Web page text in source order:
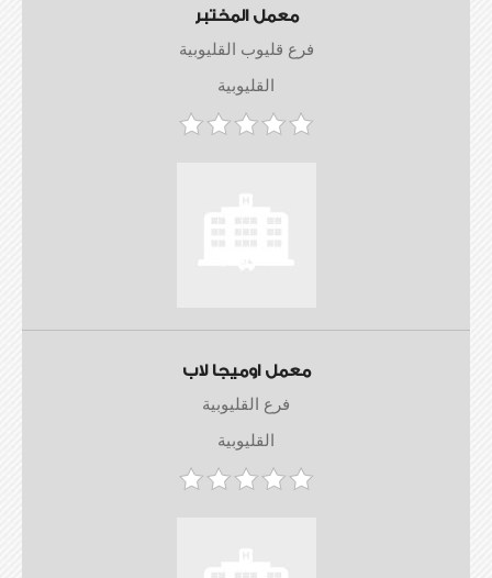
معمل المختبر
فرع قليوب القليوبية
القليوبية
معمل اوميجا لاب
فرع القليوبية
القليوبية